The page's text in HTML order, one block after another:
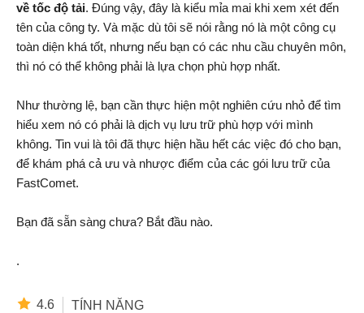
về tốc độ tải. Đúng vậy, đây là kiểu mỉa mai khi xem xét đến
tên của công ty. Và mặc dù tôi sẽ nói rằng nó là một công cụ
toàn diện khá tốt, nhưng nếu bạn có các nhu cầu chuyên môn,
thì nó có thể không phải là lựa chọn phù hợp nhất.
Như thường lệ, bạn cần thực hiện một nghiên cứu nhỏ để tìm
hiểu xem nó có phải là dịch vụ lưu trữ phù hợp với mình
không. Tin vui là tôi đã thực hiện hầu hết các việc đó cho bạn,
để khám phá cả ưu và nhược điểm của các gói lưu trữ của
FastComet.
Bạn đã sẵn sàng chưa? Bắt đầu nào.
.
4.6 TÍNH NĂNG